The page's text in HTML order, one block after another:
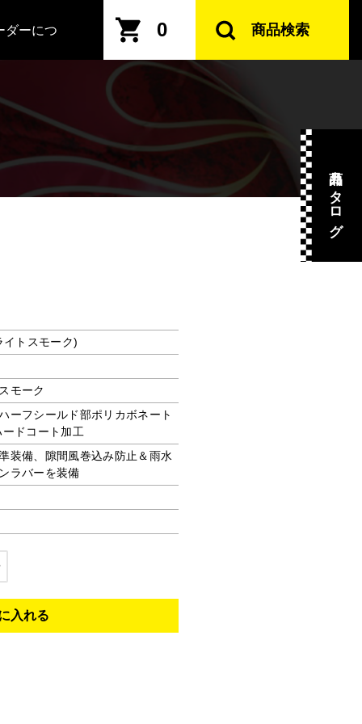
ダーにつ 0 商品検索
トスモーク)
モーク
ーフシールド部ポリカボネート
ドコート加工
装備、隙間風巻込み防止＆雨水
ラバーを装備
商品カタログ